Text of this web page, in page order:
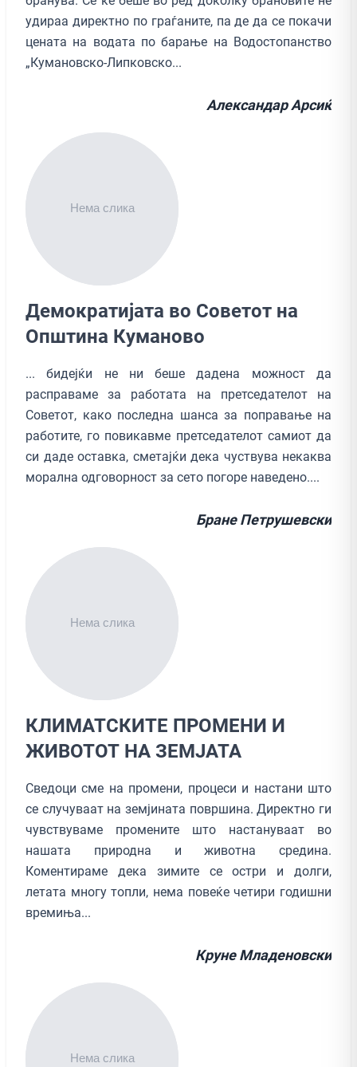
удираа директно по граѓаните, па де да се покачи
цената на водата по барање на Водостопанство
„Кумановско-Липковско...
Александар Арсиќ
Демократијата во Советот на
Општина Куманово
... бидејќи не ни беше дадена можност да
расправаме за работата на претседателот на
Советот, како последна шанса за поправање на
работите, го повикавме претседателот самиот да
си даде оставка, сметајќи дека чуствува некаква
морална одговорност за сето погоре наведено....
Бране Петрушевски
КЛИМАТСКИТЕ ПРОМЕНИ И
ЖИВОТОТ НА ЗЕМЈАТА
Сведоци сме на промени, процеси и настани што
се случуваат на земјината површина. Директно ги
чувствуваме промените што настануваат во
нашата природна и животна средина.
Коментираме дека зимите се остри и долги,
летата многу топли, нема повеќе четири годишни
времиња...
Круне Младеновски